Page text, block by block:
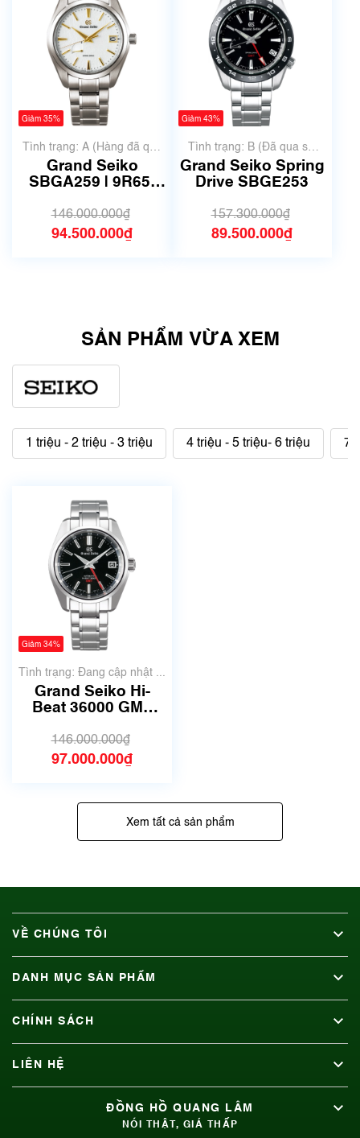
Giảm 35%
Tình trạng: A (Hàng đã qua
sử dụng nhưng rất đẹp,
không có xước)
Grand Seiko
SBGA259 | 9R65-
Mã số 4320
146.000.000₫
94.500.000₫
Giảm 43%
Tình trạng: B (Đã qua sử
dụng, hàng đẹp, có chút
xước dăm)
Grand Seiko Spring
Drive SBGE253
157.300.000₫
89.500.000₫
SẢN PHẨM VỪA XEM
1 triệu - 2 triệu - 3 triệu 4 triệu - 5 triệu- 6 triệu 7
Giảm 34%
Tình trạng: Đang cập nhật ...
Grand Seiko Hi-
Beat 36000 GMT
40mm
146.000.000₫
97.000.000₫
Xem tất cả sản phẩm
VỀ CHÚNG TÔI
DANH MỤC SẢN PHẨM
CHÍNH SÁCH
LIÊN HỆ
ĐỒNG HỒ QUANG LÂM
NÓI THẬT, GIÁ THẤP